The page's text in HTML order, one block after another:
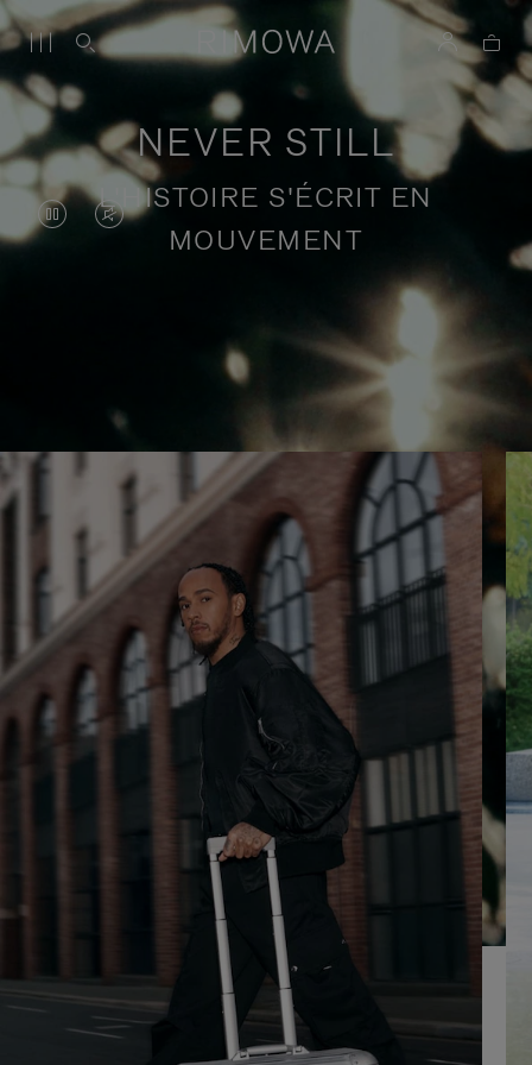
NEVER STILL
L'HISTOIRE S'ÉCRIT EN
MOUVEMENT
LA
PAUSE,
VEUILLEZ
APPUYER
SUR
POUR
LA
LIRE
LE
VIDÉO
EST
DÉSACTIVÉ.
VEUILLEZ
CLIQUER
POUR
RÉACTIVER
LE
Récits de voyage en quête de sens